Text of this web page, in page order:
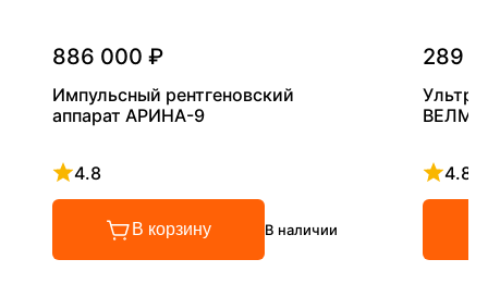
886 000 ₽
Импульсный рентгеновский
аппарат АРИНА-9
4.8
Рейтинг 4.8 из 5
В корзину В наличии
289
4.8